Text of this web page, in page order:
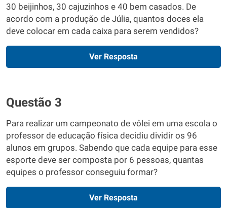
30 beijinhos, 30 cajuzinhos e 40 bem casados. De
acordo com a produção de Júlia, quantos doces ela
deve colocar em cada caixa para serem vendidos?
Ver Resposta
Questão 3
Para realizar um campeonato de vôlei em uma escola o
professor de educação física decidiu dividir os 96
alunos em grupos. Sabendo que cada equipe para esse
esporte deve ser composta por 6 pessoas, quantas
equipes o professor conseguiu formar?
Ver Resposta